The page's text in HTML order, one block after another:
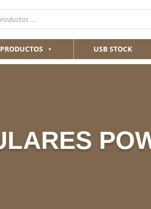
PRODUCTOS USB STOCK